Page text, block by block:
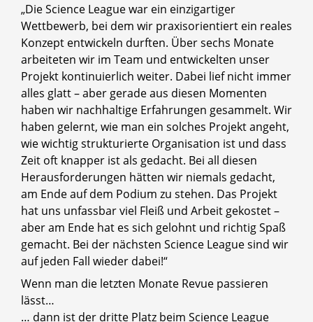
„Die Science League war ein einzigartiger
Wettbewerb, bei dem wir praxisorientiert ein reales
Konzept entwickeln durften. Über sechs Monate
arbeiteten wir im Team und entwickelten unser
Projekt kontinuierlich weiter. Dabei lief nicht immer
alles glatt – aber gerade aus diesen Momenten
haben wir nachhaltige Erfahrungen gesammelt. Wir
haben gelernt, wie man ein solches Projekt angeht,
wie wichtig strukturierte Organisation ist und dass
Zeit oft knapper ist als gedacht. Bei all diesen
Herausforderungen hätten wir niemals gedacht,
am Ende auf dem Podium zu stehen. Das Projekt
hat uns unfassbar viel Fleiß und Arbeit gekostet –
aber am Ende hat es sich gelohnt und richtig Spaß
gemacht. Bei der nächsten Science League sind wir
auf jeden Fall wieder dabei!“
Wenn man die letzten Monate Revue passieren
lässt…
… dann ist der dritte Platz beim Science League